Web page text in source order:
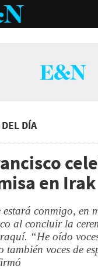
DÍA
en Irak
estará conmigo, en
al concluir la
“He oído
también voces de